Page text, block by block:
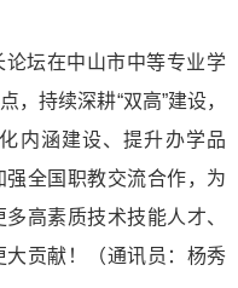
坛在中山市中等专业学
持续深耕“双高”建设，
内涵建设、提升办学品
全国职教交流合作，为
高素质技术技能人才、
贡献！（通讯员：杨秀